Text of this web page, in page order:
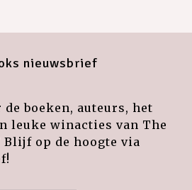
nieuwsbrief
boeken, auteurs, het
leuke winacties van The
Blijf op de hoogte via